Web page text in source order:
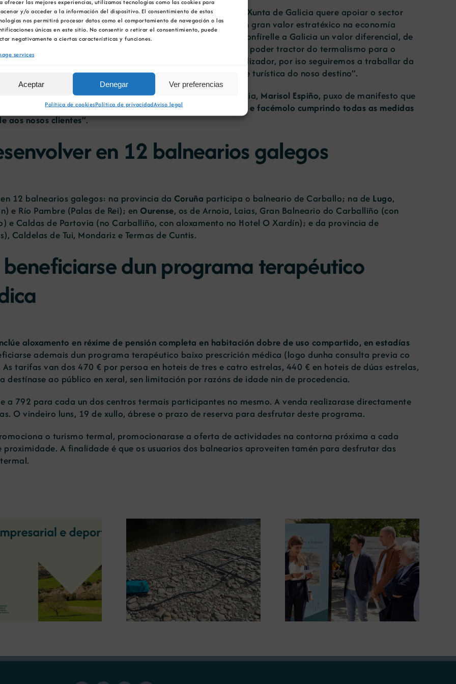
ofrecer las mejores experiencias, utilizamos tecnologías como las cookies para
y/o acceder a la información del dispositivo. El consentimiento de estas
nos permitirá procesar datos como el comportamiento de navegación o las
únicas en este sitio. No consentir o retirar el consentimiento, puede
negativamente a ciertas características y funciones.
services
Aceptar Denegar Ver preferencias
Política de cookiesPolítica de privacidadAviso legal
restricións derivadas da pandemia. Ante esta situación, a Xunta de Galicia quere apoiar o sector
, como un referente daimaxe de Galicia a nivel global
e cun gran valor estratéxico na economía
Nava Castro, destacou que “a oferta turística termal confírelle a Galicia un valor diferencial, de
que “desde o Goberno galego somos conscientes do gran poder tractor do termalismo para o
especialmente grazas ao seu gran impacto desestacionalizador, por iso seguiremos a traballar da
permitan seguir avanzando na mellora da competitividade turística do noso destino”.
termal, a presidenta da Asociación de Balnearios de Galicia, Marisol Espiño, puxo de manifesto que
líder en España, con 21 balnearios. Volvemos traballar e facémolo cumprindo todas as medidas
aos nosos clientes”.
en 12 balnearios galegos
12 balnearios galegos: na provincia da Coruña participa o balneario de Carballo; na de Lugo,
e Río Pambre (Palas de Rei); en Ourense, os de Arnoia, Laias, Gran Balneario do Carballiño (con
e Caldas de Partovia (no Carballiño, con aloxamento no Hotel O Xardín); e da provincia de
Caldelas de Tui, Mondariz e Termas de Cuntis.
dun programa terapéutico
aloxamento en réxime de pensión completa en habitación dobre de uso compartido, en estadías
ademais dun programa terapéutico baixo prescrición médica (logo dunha consulta previa co
tarifas van dos 470 € por persoa en hoteis de tres e catro estrelas, 440 € en hoteis de dúas estrelas,
ao público en xeral, sen limitación por razóns de idade nin de procedencia.
a 792 para cada un dos centros termais participantes no mesmo. A venda realizarase directamente
O vindeiro luns, 19 de xullo, ábrese o prazo de reserva para desfrutar deste programa.
o turismo termal, promocionarase a oferta de actividades na contorna próxima a cada
A finalidade é que os usuarios dos balnearios aproveiten tamén para desfrutar das
presentan as últimas
innovacións en restauración
ambiental para a minaría
galega
A COMG inaugura en
Ourense a exposición
‘Tesouros da terra’
A COMG leva a Vigo a
exposición ‘Tesouros da terra’